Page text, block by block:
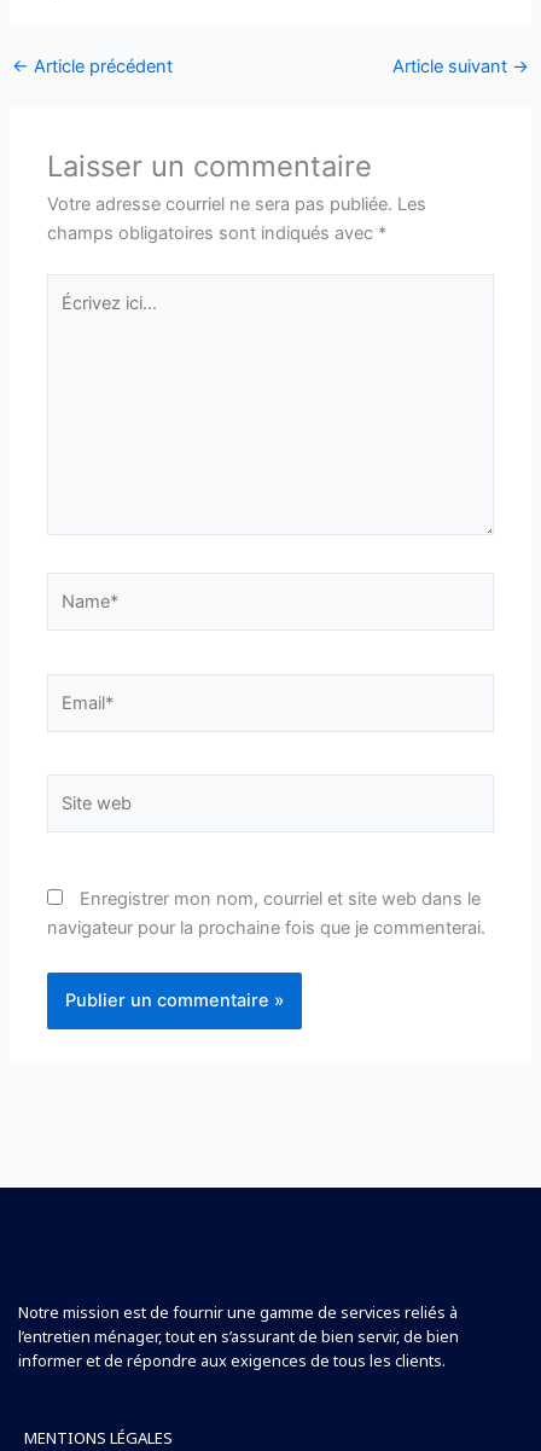
← Article précédent Article suivant →
Laisser un commentaire
Votre adresse courriel ne sera pas publiée. Les
champs obligatoires sont indiqués avec *
Écrivez
ici…
web
Enregistrer mon nom, courriel et site web dans le
navigateur pour la prochaine fois que je commenterai.
Notre mission est de fournir une gamme de services reliés à
l’entretien ménager, tout en s’assurant de bien servir, de bien
informer et de répondre aux exigences de tous les clients.
MENTIONS LÉGALES